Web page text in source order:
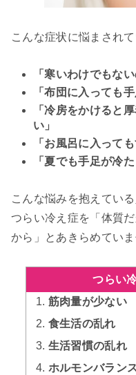
こんな症状に悩まされ
「寒いわけでもな
「布団に入っても
「冷房をかけると
い」
「お風呂に入って
「夏でも手足が冷た
こんな悩みを抱えてい
つらい冷え症を「体質
から」とあきらめていま
つらい
筋肉量が少ない
食生活の乱れ
生活習慣の乱れ
ホルモンバラン